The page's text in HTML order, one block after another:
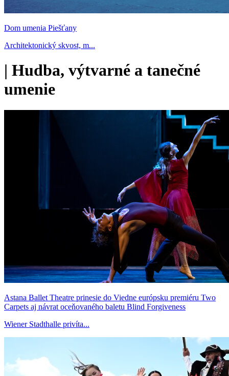
Dom umenia Piešťany
Architektonický skvost, m...
| Hudba, výtvarné a tanečné
umenie
Astana Ballet Theatre prinesie do Viedne európsku premiéru Two
Carpets aj návrat oceňovaného baletu Blind Forgiveness
Wiener Stadthalle privíta...